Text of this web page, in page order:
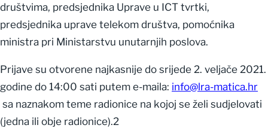
društvima, predsjednika Uprave u ICT tvrtki,
predsjednika uprave telekom društva, pomoćnika
ministra pri Ministarstvu unutarnjih poslova.
Prijave su otvorene najkasnije do srijede 2. veljače 2021.
godine do 14:00 sati putem e-maila: info@lra-matica.hr
sa naznakom teme radionice na kojoj se želi sudjelovati
(jedna ili obje radionice).2